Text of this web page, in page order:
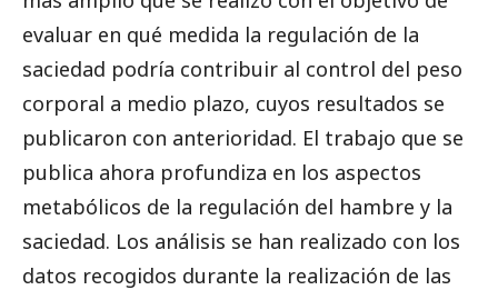
evaluar en qué medida la regulación de la
saciedad podría contribuir al control del peso
corporal a medio plazo, cuyos resultados se
publicaron con anterioridad. El trabajo que se
publica ahora profundiza en los aspectos
metabólicos de la regulación del hambre y la
saciedad. Los análisis se han realizado con los
datos recogidos durante la realización de las